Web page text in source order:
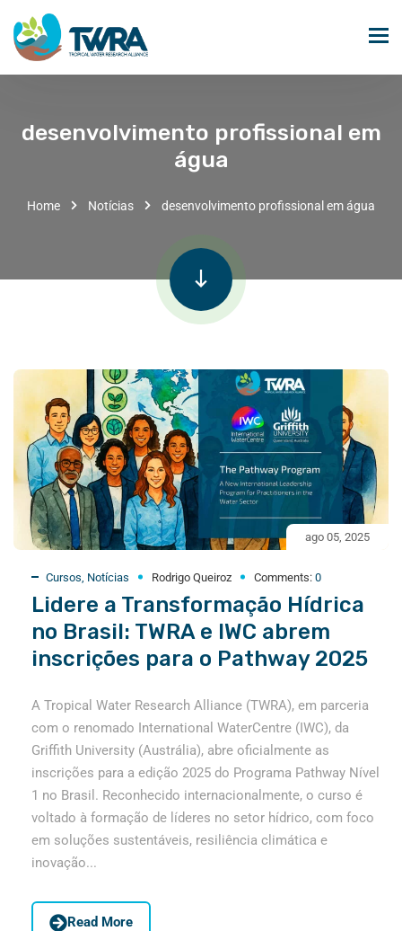
desenvolvimento profissional em
água
Home Notícias desenvolvimento profissional em água
ago 05, 2025
Cursos Notícias Rodrigo Queiroz Comments: 0
Lidere a Transformação Hídrica
no Brasil: TWRA e IWC abrem
inscrições para o Pathway 2025
A Tropical Water Research Alliance (TWRA), em parceria
com o renomado International WaterCentre (IWC), da
Griffith University (Austrália), abre oficialmente as
inscrições para a edição 2025 do Programa Pathway Nível
1 no Brasil. Reconhecido internacionalmente, o curso é
voltado à formação de líderes no setor hídrico, com foco
em soluções sustentáveis, resiliência climática e
inovação...
Read More